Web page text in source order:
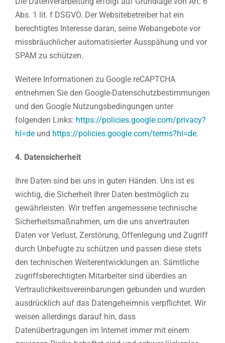
Abs. 1 lit. f DSGVO. Der Websitebetreiber hat ein
berechtigtes Interesse daran, seine Webangebote vor
missbräuchlicher automatisierter Ausspähung und vor
SPAM zu schützen.
Weitere Informationen zu Google reCAPTCHA
entnehmen Sie den Google-Datenschutzbestimmungen
und den Google Nutzungsbedingungen unter
folgenden Links: https://policies.google.com/privacy?
hl=deund https://policies.google.com/terms?hl=de.
4. Datensicherheit
Ihre Daten sind bei uns in guten Händen. Uns ist es
wichtig, die Sicherheit Ihrer Daten bestmöglich zu
gewährleisten. Wir treffen angemessene technische
Sicherheitsmaßnahmen, um die uns anvertrauten
Daten vor Verlust, Zerstörung, Offenlegung und Zugriff
durch Unbefugte zu schützen und passen diese stets
den technischen Weiterentwicklungen an. Sämtliche
zugriffsberechtigten Mitarbeiter sind überdies an
Vertraulichkeitsvereinbarungen gebunden und wurden
ausdrücklich auf das Datengeheimnis verpflichtet. Wir
weisen allerdings darauf hin, dass
Datenübertragungen im Internet immer mit einem